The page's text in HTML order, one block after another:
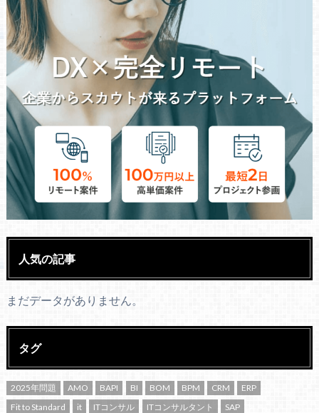
人気の記事
まだデータがありません。
タグ
2025年問題 AMO BAPI BI BOM BPM CRM
ERP
Fit to Standard
it ITコンサル ITコンサルタント
SAP